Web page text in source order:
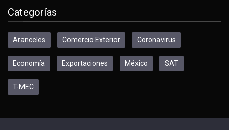
Categorías
Aranceles Comercio Exterior Coronavirus
Economía Exportaciones México SAT
T-MEC